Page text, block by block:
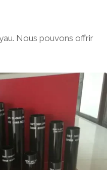
Nous pouvons offrir